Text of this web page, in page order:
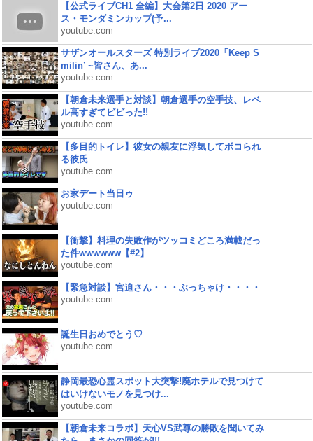
【公式ライブCH1 全編】大会第2日 2020 アー
ス・モンダミンカップ(予...
youtube.com
サザンオールスターズ 特別ライブ2020「Keep S
milin’ ~皆さん、あ...
youtube.com
【朝倉未来選手と対談】朝倉選手の空手技、レベ
ル高すぎてビビった!!
youtube.com
【多目的トイレ】彼女の親友に浮気してボコられ
る彼氏
youtube.com
お家デート当日ゥ
youtube.com
【衝撃】料理の失敗作がツッコミどころ満載だっ
た件wwwwww【#2】
youtube.com
【緊急対談】宮迫さん・・・ぶっちゃけ・・・・
youtube.com
誕生日おめでとう♡
youtube.com
静岡最恐心霊スポット大突撃!廃ホテルで見つけて
はいけないモノを見つけ...
youtube.com
【朝倉未来コラボ】天心VS武尊の勝敗を聞いてみ